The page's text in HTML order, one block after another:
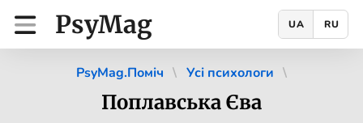
PsyMag UA RU
PsyMag.Поміч Усі психологи
Поплавська Єва